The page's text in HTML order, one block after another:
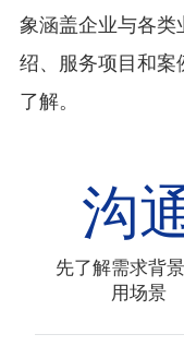
象涵盖企业与各
绍、服务项目和
了解。
沟
先了解需求背
用场景